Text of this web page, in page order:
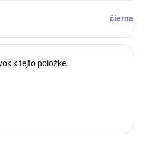
čierna
k tejto položke.